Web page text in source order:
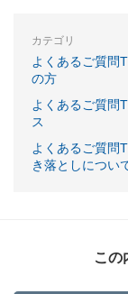
カテゴリ
よくあるご質問
の方
よくあるご質問
ス
よくあるご質問
き落としについ
この